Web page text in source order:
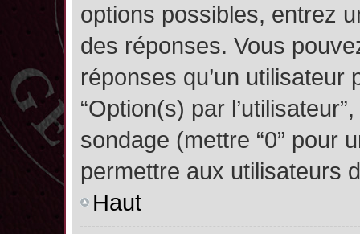
options possibles, entrez
des réponses. Vous
réponses qu’un
“Option(s) par
sondage (mettre “0” pour
permettre aux utilisateurs
Haut